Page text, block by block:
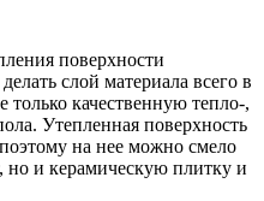
поверхности
слой материала всего в
только качественную тепло-,
Утепленная поверхность
на нее можно смело
но и керамическую плитку и